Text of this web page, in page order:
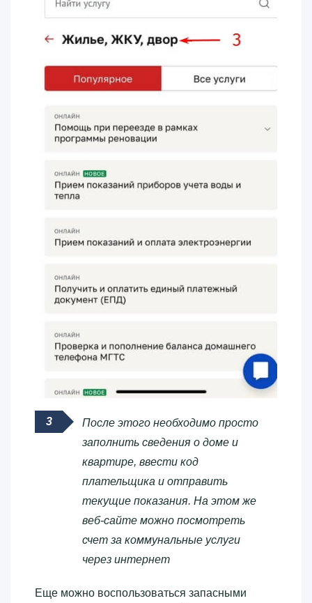
После этого необходимо просто
заполнить сведения о доме и
квартире, ввести код
плательщика и отправить
текущие показания. На этом же
веб-сайте можно посмотреть
счет за коммунальные услуги
через интернет
Еще можно воспользоваться запасными